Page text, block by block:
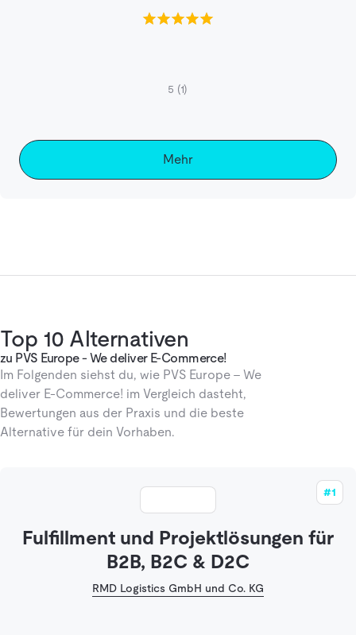
5 (1)
Mehr
Top 10 Alternativen
zu PVS Europe - We deliver E-Commerce!
Im Folgenden siehst du, wie PVS Europe - We
deliver E-Commerce! im Vergleich dasteht,
Bewertungen aus der Praxis und die beste
Alternative für dein Vorhaben.
#1
Fulfillment und Projektlösungen für
B2B, B2C & D2C
RMD Logistics GmbH und Co. KG